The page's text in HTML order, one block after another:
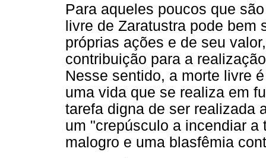
Para aqueles poucos que
livre de Zaratustra pode bem
próprias ações e de seu
contribuição para a
Nesse sentido, a morte livre
uma vida que se realiza em
tarefa digna de ser realizada
um "crepúsculo a incendiar a
malogro e uma blasfêmia